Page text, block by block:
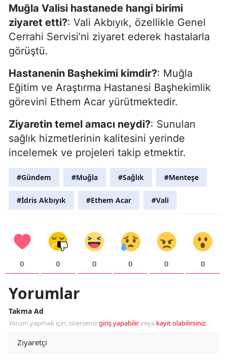
Muğla Valisi hastanede hangi birimi
ziyaret etti?: Vali Akbıyık, özellikle Genel
Cerrahi Servisi’ni ziyaret ederek hastalarla
görüştü.
Hastanenin Başhekimi kimdir?: Muğla
Eğitim ve Araştırma Hastanesi Başhekimlik
görevini Ethem Acar yürütmektedir.
Ziyaretin temel amacı neydi?: Sunulan
sağlık hizmetlerinin kalitesini yerinde
incelemek ve projeleri takip etmektir.
#Gündem #Muğla #Sağlık #Menteşe
#İdris Akbıyık #Ethem Acar #Vali
0 0 0 0 0 0
Yorumlar
Takma Ad
Yorum yapmak için, istersenizgiriş yapabilirveya kayıt olabilirsiniz.